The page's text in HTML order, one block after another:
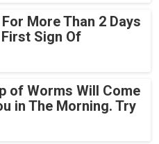
More Than 2 Days
Sign Of
of Worms Will Come
in The Morning. Try